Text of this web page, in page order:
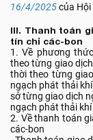
16/4/2025của Hội
III. Thanh toán
tín chỉ các-bon
1. Về phương
theo từng giao
thời theo từng
ngạch phát thải
sở từng giao dịch
ngạch phát thải
2. Về thanh toán
các-bon